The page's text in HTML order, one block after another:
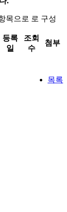
목으로 로 구성
등록
일
조회
수
첨부
목록